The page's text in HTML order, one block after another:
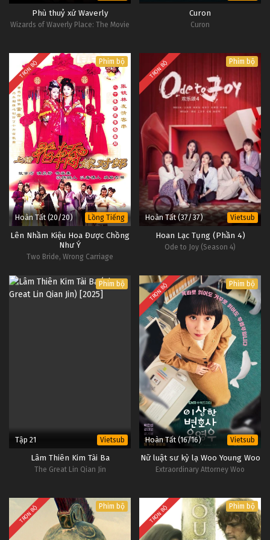
Phù thuỷ xứ Waverly
Wizards of Waverly Place: The Movie
Curon
Curon
TRỌN BỘ Phim bộ
Hoàn Tất (20/20) Lồng Tiếng
Lên Nhầm Kiệu Hoa Được Chồng
Như Ý
Two Bride, Wrong Carriage
TRỌN BỘ Phim bộ
Hoàn Tất (37/37) Vietsub
Hoan Lạc Tụng (Phần 4)
Ode to Joy (Season 4)
Phim bộ
Tập 21 Vietsub
Lâm Thiên Kim Tài Ba
The Great Lin Qian Jin
TRỌN BỘ Phim bộ
Hoàn Tất (16/16) Vietsub
Nữ luật sư kỳ lạ Woo Young Woo
Extraordinary Attorney Woo
TRỌN BỘ Phim bộ TRỌN BỘ Phim bộ